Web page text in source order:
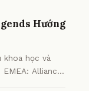
Hướng
học và
Alliance